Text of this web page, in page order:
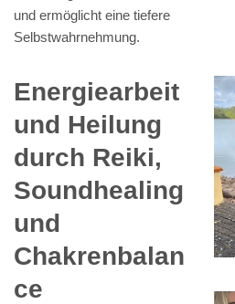
und ermöglicht eine tiefere
Selbstwahrnehmung.
Energiearbeit
und Heilung
durch Reiki,
Soundhealing
und
Chakrenbalan
ce